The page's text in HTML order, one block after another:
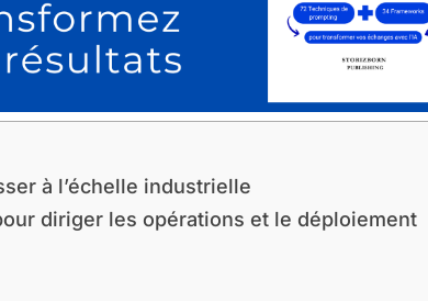
à l’échelle industrielle
diriger les opérations et le déploiement